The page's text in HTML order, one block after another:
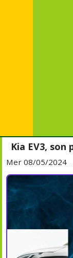
Kia EV3,
Mer 08/05/